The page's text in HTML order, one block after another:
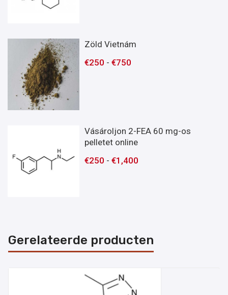
Zöld Vietnám
€250 -€750
Vásároljon 2-FEA 60 mg-os
pelletet online
€250 -€1,400
Gerelateerde producten